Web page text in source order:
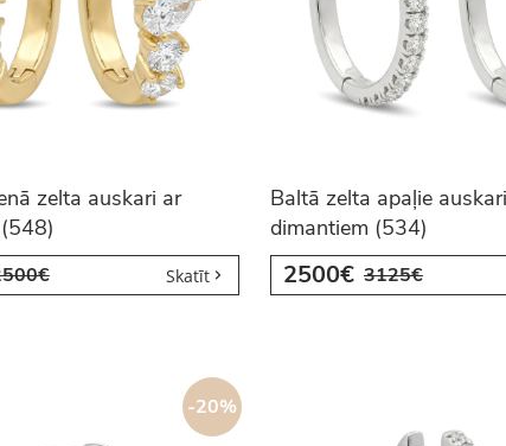
zelta auskari ar
Skatīt
Baltā zelta apaļie
dimantiem (534)
2500€ 3125€
-20%